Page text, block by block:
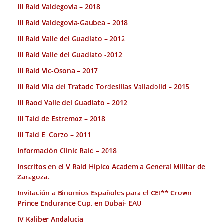
III Raid Valdegovia – 2018
III Raid Valdegovía-Gaubea – 2018
III Raid Valle del Guadiato – 2012
III Raid Valle del Guadiato -2012
III Raid Vic-Osona – 2017
III Raid Vlla del Tratado Tordesillas Valladolid – 2015
III Raod Valle del Guadiato – 2012
III Taid de Estremoz – 2018
III Taid El Corzo – 2011
Información Clinic Raid – 2018
Inscritos en el V Raid Hípico Academia General Militar de
Zaragoza.
Invitación a Binomios Españoles para el CEI** Crown
Prince Endurance Cup. en Dubai- EAU
IV Kaliber Andalucia